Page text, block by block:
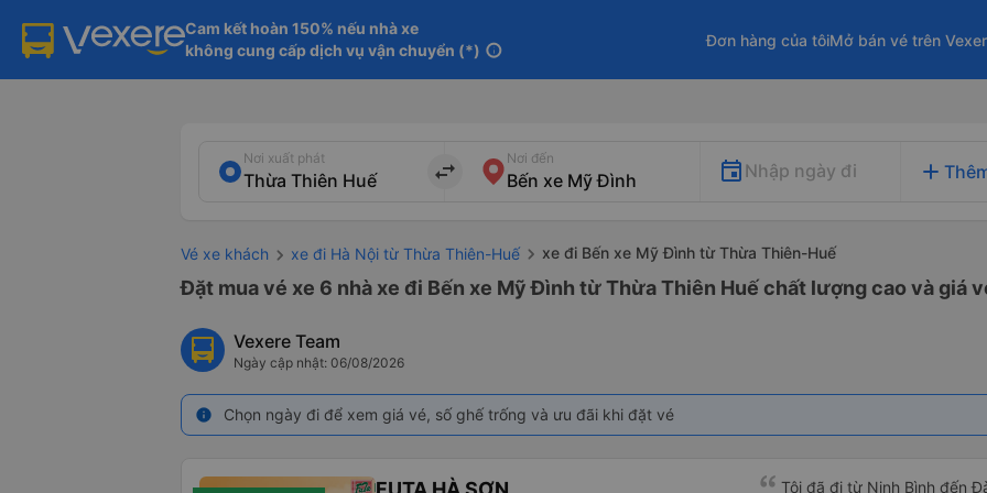
Cam kết hoàn 150% nếu nhà xe
không cung cấp dịch vụ vận chuyển (*) info
Đơn hàng của tôiMở bán vé trên
Nơi xuất phát
import_export
Nơi đến
Nhập ngày đi add
Vé xe khách xe đi Hà Nội từ Thừa Thiên-Huế xe đi Bến xe Mỹ Đình từ Thừa Thiên-Huế
Đặt mua vé xe 6 nhà xe đi Bến xe Mỹ Đình từ Thừa Thiên Huế chất lượng cao và giá
Vexere Team
Ngày cập nhật: 06/08/2026
info Chọn ngày đi để xem giá vé, số ghế trống và ưu đãi khi đặt vé
Tôi đã đi từ Ninh Bình đến